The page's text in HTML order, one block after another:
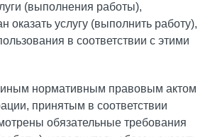
(выполнения работы),
оказать услугу (выполнить работу),
в соответствии с этими
иным нормативным правовым актом
принятым в соответствии
обязательные требования